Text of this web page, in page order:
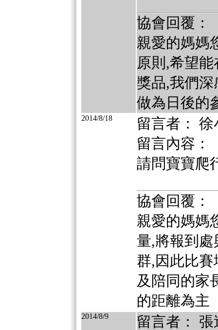
協會回覆：
親愛的媽媽
原則,希望
獎品,我們
做為日後的
2014/8/18
留言者： 徐
留言內容：
請問寶寶爬
協會回覆：
親愛的媽媽
量,將報到
群,因此比
及陪同的家
的距離為主
2014/8/9
留言者： 張